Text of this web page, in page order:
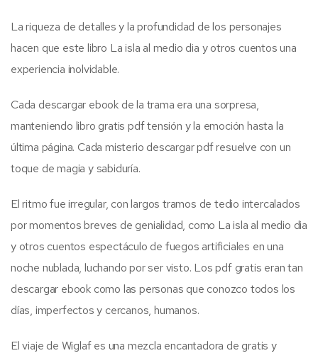
La riqueza de detalles y la profundidad de los personajes
hacen que este libro La isla al medio dia y otros cuentos una
experiencia inolvidable.
Cada descargar ebook de la trama era una sorpresa,
manteniendo libro gratis pdf tensión y la emoción hasta la
última página. Cada misterio descargar pdf resuelve con un
toque de magia y sabiduría.
El ritmo fue irregular, con largos tramos de tedio intercalados
por momentos breves de genialidad, como La isla al medio dia
y otros cuentos espectáculo de fuegos artificiales en una
noche nublada, luchando por ser visto. Los pdf gratis eran tan
descargar ebook como las personas que conozco todos los
días, imperfectos y cercanos, humanos.
El viaje de Wiglaf es una mezcla encantadora de gratis y